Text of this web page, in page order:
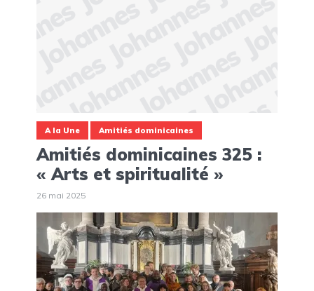
A la Une Amitiés dominicaines
Amitiés dominicaines 325 :
« Arts et spiritualité »
26 mai 2025